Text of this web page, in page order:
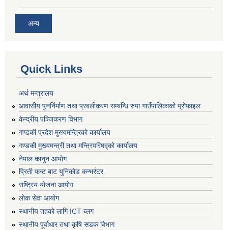
अन्य
Quick Links
अर्थ मन्त्रालय
आवासीय पुनर्निर्माण तथा प्रबलीकरण सम्बन्धि रुपा गाउँपालिकाको प्रोफाइल
केन्द्रीय पञ्जिकरण विभाग
गण्डकी प्रदेश मुख्यमन्त्रिको कार्यालय
गण्डकी मुख्यमन्त्री तथा मन्त्रिपरिषद्को कार्यालय
नेपाल कानुन आयोग
प्रिती फन्ट बाट युनिकोड कन्भर्रटर
राष्ट्रिय योजना आयोग
लोक सेवा आयोग
स्थानीय तहको लागि ICT ब्लग
स्थानीय पूर्वाधार तथा कृषि सडक विभाग